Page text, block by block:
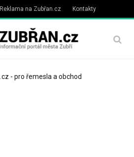
Reklama na Zubřan.cz Kontakty